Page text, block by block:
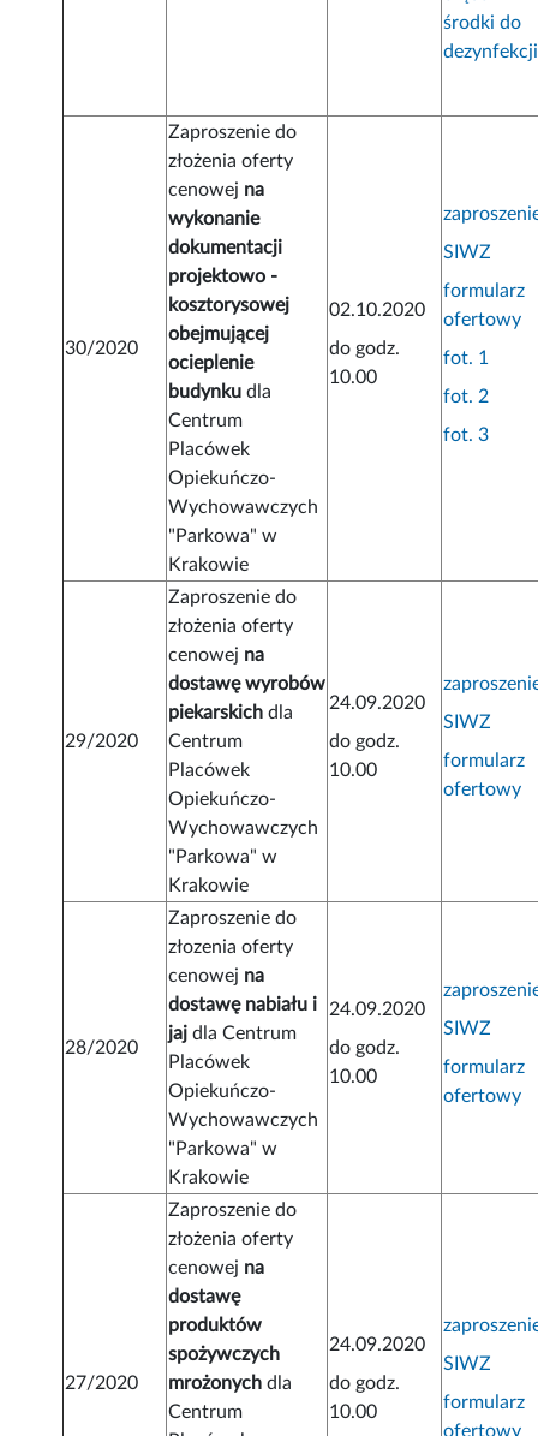
środki do
dezynfekcji
30/2020
Zaproszenie do
złożenia oferty
cenowej na
wykonanie
dokumentacji
projektowo -
kosztorysowej
obejmującej
ocieplenie
budynkudla
Centrum
Placówek
Opiekuńczo-
Wychowawczych
"Parkowa" w
Krakowie
02.10.2020
do godz.
10.00
SIWZ
formularz
ofertowy
fot. 1
fot. 2
fot. 3
29/2020
Zaproszenie do
złożenia oferty
cenowej na
dostawę wyrobów
piekarskich dla
Centrum
Placówek
Opiekuńczo-
Wychowawczych
"Parkowa" w
Krakowie
24.09.2020
do godz.
10.00
SIWZ
formularz
ofertowy
28/2020
Zaproszenie do
złozenia oferty
cenowej na
dostawę nabiału i
jaj dla Centrum
Placówek
Opiekuńczo-
Wychowawczych
"Parkowa" w
Krakowie
24.09.2020
do godz.
10.00
SIWZ
formularz
ofertowy
27/2020
Zaproszenie do
złożenia oferty
cenowej na
dostawę
produktów
spożywczych
mrożonych dla
Centrum
24.09.2020
do godz.
10.00
SIWZ
formularz
ofertowy